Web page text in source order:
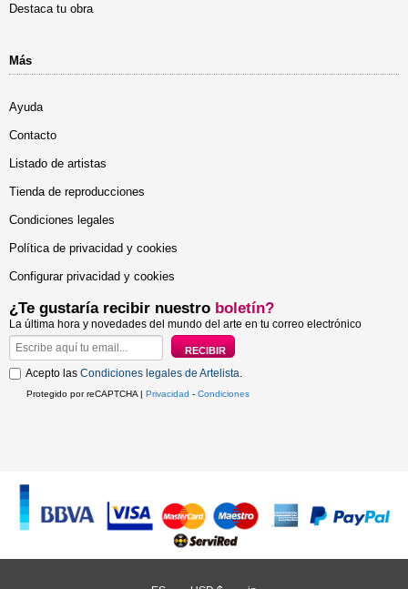
Destaca tu obra
Más
Ayuda
Contacto
Listado de artistas
Tienda de reproducciones
Condiciones legales
Política de privacidad y cookies
Configurar privacidad y cookies
¿Te gustaría recibir nuestro boletín?
La última hora y novedades del mundo del arte en tu correo electrónico
Acepto las Condiciones legales de Artelista.
Protegido por reCAPTCHA | Privacidad - Condiciones